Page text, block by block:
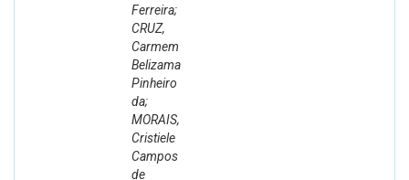
Ferreira;
CRUZ,
Carmem
Belizama
Pinheiro
da;
MORAIS,
Cristiele
Campos
de